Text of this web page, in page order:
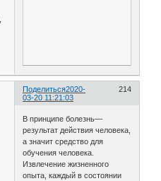
Поделиться 214
2020-
03-20 11:21:03
В принципе болезнь—
результат действия человека,
а значит средство для
обучения человека.
Извлечение жизненного
опыта, каждый в состоянии